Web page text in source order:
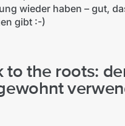
wieder haben – gut,
gibt :-)
to the roots: